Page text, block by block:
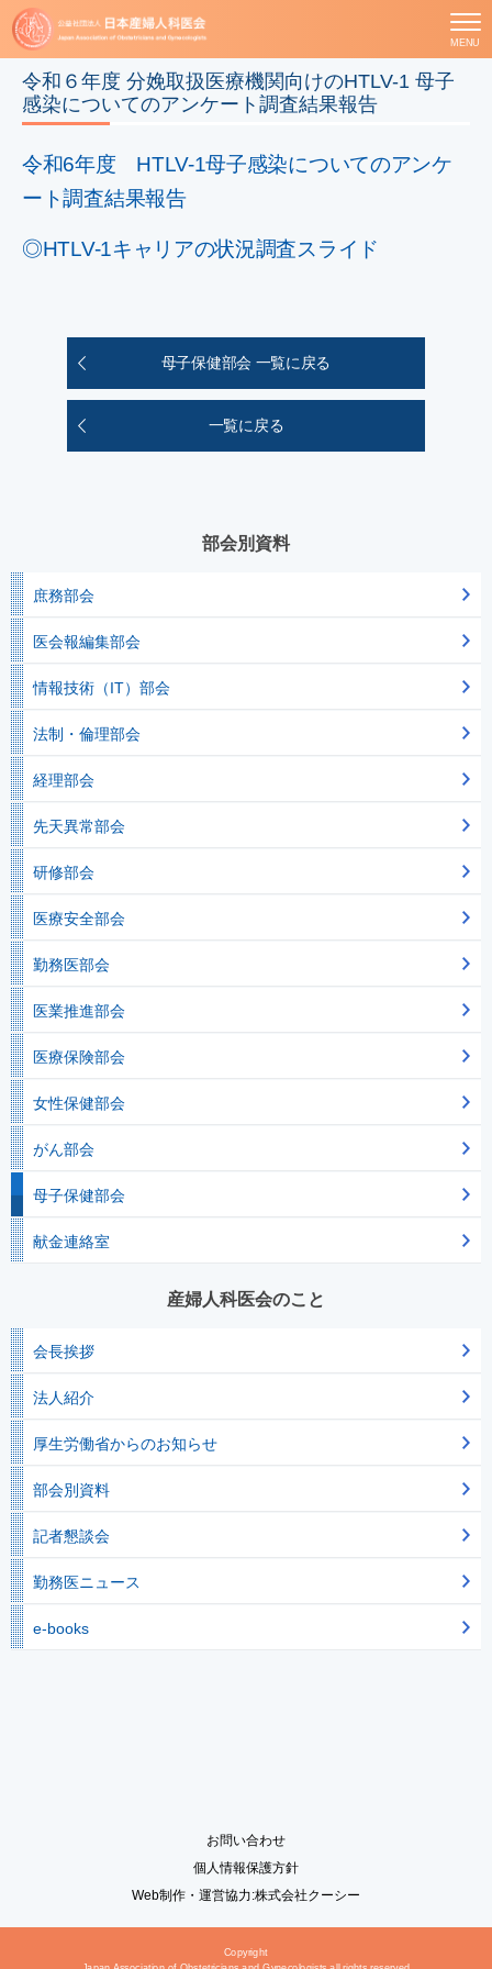
MENU
令和６年度 分娩取扱医療機関向けのHTLV-1 母子
感染についてのアンケート調査結果報告
令和6年度 HTLV-1母子感染についてのアンケ
ート調査結果報告
◎HTLV-1キャリアの状況調査スライド
母子保健部会 一覧に戻る
一覧に戻る
部会別資料
庶務部会
医会報編集部会
情報技術（IT）部会
法制・倫理部会
経理部会
先天異常部会
研修部会
医療安全部会
勤務医部会
医業推進部会
医療保険部会
女性保健部会
がん部会
母子保健部会
献金連絡室
産婦人科医会のこと
会長挨拶
法人紹介
厚生労働省からのお知らせ
部会別資料
記者懇談会
勤務医ニュース
e-books
お問い合わせ
個人情報保護方針
Web制作・運営協力:株式会社クーシー
Copyright